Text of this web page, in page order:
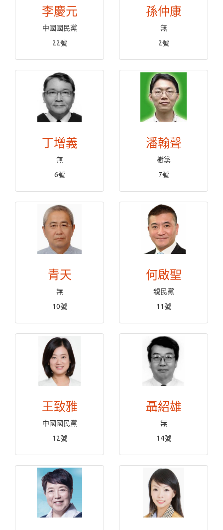
李慶元
中國國民黨
22號
孫仲康
無
2號
丁增義
無
6號
潘翰聲
樹黨
7號
青天
無
10號
何啟聖
親民黨
11號
王致雅
中國國民黨
12號
聶紹雄
無
14號